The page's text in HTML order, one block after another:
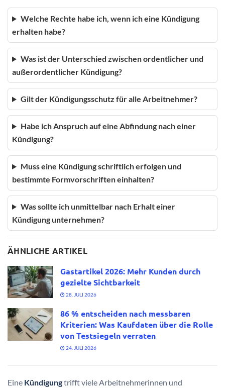
Welche Rechte habe ich, wenn ich eine Kündigung
erhalten habe?
Was ist der Unterschied zwischen ordentlicher und
außerordentlicher Kündigung?
Gilt der Kündigungsschutz für alle Arbeitnehmer?
Habe ich Anspruch auf eine Abfindung nach einer
Kündigung?
Muss eine Kündigung schriftlich erfolgen und
bestimmte Formvorschriften einhalten?
Was sollte ich unmittelbar nach Erhalt einer
Kündigung unternehmen?
ÄHNLICHE ARTIKEL
Gastartikel 2026: Mehr Kunden durch
gezielte Sichtbarkeit
28. JULI 2026
86 % entscheiden nach messbaren
Kriterien: Was Kaufdaten über die Rolle
von Testsiegeln verraten
24. JULI 2026
Eine Kündigungtrifft viele Arbeitnehmerinnen und